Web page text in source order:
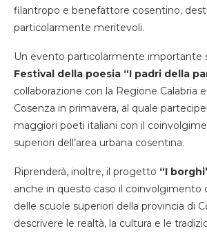
filantropo e benefattore cosentino,
particolarmente meritevoli.
Un evento particolarmente importante
Festival della poesia “I padri della
collaborazione con la Regione Calabria
Cosenza in primavera, al quale
maggiori poeti italiani con il
superiori dell’area urbana cosentina.
Riprenderà, inoltre, il progetto “I
anche in questo caso il coinvolgimento
delle scuole superiori della provincia di
descrivere le realtà, la cultura e le